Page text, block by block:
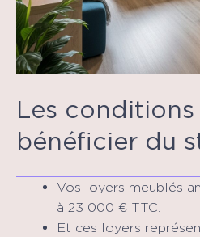
Les
bénéficier du
Vos loyers meublés
à 23 000 € TTC.
Et ces loyers